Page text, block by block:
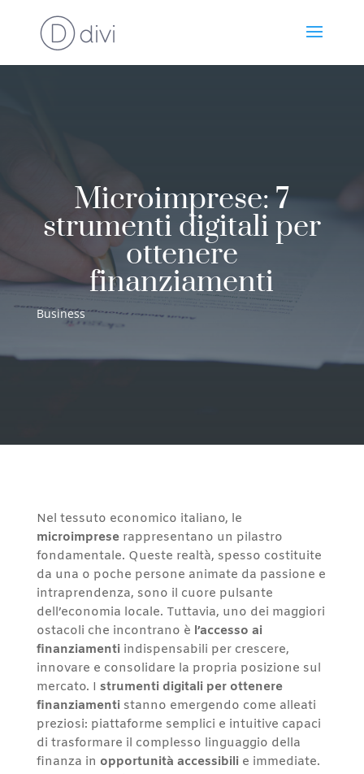
Microimprese: 7
strumenti digitali per
ottenere
finanziamenti
Business
Nel tessuto economico italiano, le
microimpreserappresentano un pilastro
fondamentale. Queste realtà, spesso costituite
da una o poche persone animate da passione e
intraprendenza, sono il cuore pulsante
dell’economia locale. Tuttavia, uno dei maggiori
ostacoli che incontrano è l’accesso ai
finanziamentiindispensabili per crescere,
innovare e consolidare la propria posizione sul
mercato. I strumenti digitali per ottenere
finanziamentistanno emergendo come alleati
preziosi: piattaforme semplici e intuitive capaci
di trasformare il complesso linguaggio della
finanza in opportunità accessibilie immediate.